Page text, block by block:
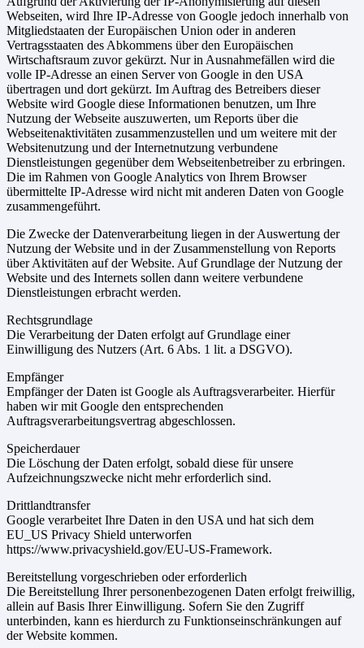
Webseiten, wird Ihre IP-Adresse von Google jedoch innerhalb von
Mitgliedstaaten der Europäischen Union oder in anderen
Vertragsstaaten des Abkommens über den Europäischen
Wirtschaftsraum zuvor gekürzt. Nur in Ausnahmefällen wird die
volle IP-Adresse an einen Server von Google in den USA
übertragen und dort gekürzt. Im Auftrag des Betreibers dieser
Website wird Google diese Informationen benutzen, um Ihre
Nutzung der Webseite auszuwerten, um Reports über die
Webseitenaktivitäten zusammenzustellen und um weitere mit der
Websitenutzung und der Internetnutzung verbundene
Dienstleistungen gegenüber dem Webseitenbetreiber zu erbringen.
Die im Rahmen von Google Analytics von Ihrem Browser
übermittelte IP-Adresse wird nicht mit anderen Daten von Google
zusammengeführt.
Die Zwecke der Datenverarbeitung liegen in der Auswertung der
Nutzung der Website und in der Zusammenstellung von Reports
über Aktivitäten auf der Website. Auf Grundlage der Nutzung der
Website und des Internets sollen dann weitere verbundene
Dienstleistungen erbracht werden.
Rechtsgrundlage
Die Verarbeitung der Daten erfolgt auf Grundlage einer
Einwilligung des Nutzers (Art. 6 Abs. 1 lit. a DSGVO).
Empfänger
Empfänger der Daten ist Google als Auftragsverarbeiter. Hierfür
haben wir mit Google den entsprechenden
Auftragsverarbeitungsvertrag abgeschlossen.
Speicherdauer
Die Löschung der Daten erfolgt, sobald diese für unsere
Aufzeichnungszwecke nicht mehr erforderlich sind.
Drittlandtransfer
Google verarbeitet Ihre Daten in den USA und hat sich dem
EU_US Privacy Shield unterworfen
https://www.privacyshield.gov/EU-US-Framework.
Bereitstellung vorgeschrieben oder erforderlich
Die Bereitstellung Ihrer personenbezogenen Daten erfolgt freiwillig,
allein auf Basis Ihrer Einwilligung. Sofern Sie den Zugriff
unterbinden, kann es hierdurch zu Funktionseinschränkungen auf
der Website kommen.